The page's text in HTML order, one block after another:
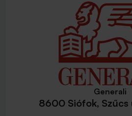
Generali
8600 Siófok, Szűcs